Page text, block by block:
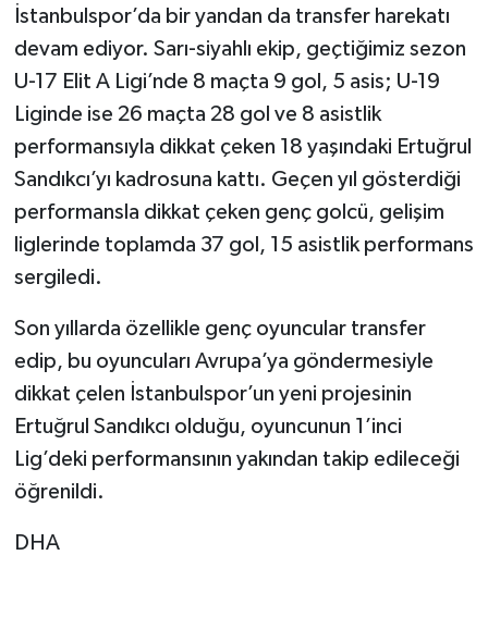
İstanbulspor’da bir yandan da transfer harekatı
devam ediyor. Sarı-siyahlı ekip, geçtiğimiz sezon
U-17 Elit A Ligi’nde 8 maçta 9 gol, 5 asis; U-19
Liginde ise 26 maçta 28 gol ve 8 asistlik
performansıyla dikkat çeken 18 yaşındaki Ertuğrul
Sandıkcı’yı kadrosuna kattı. Geçen yıl gösterdiği
performansla dikkat çeken genç golcü, gelişim
liglerinde toplamda 37 gol, 15 asistlik performans
sergiledi.
Son yıllarda özellikle genç oyuncular transfer
edip, bu oyuncuları Avrupa’ya göndermesiyle
dikkat çelen İstanbulspor’un yeni projesinin
Ertuğrul Sandıkcı olduğu, oyuncunun 1’inci
Lig’deki performansının yakından takip edileceği
öğrenildi.
DHA